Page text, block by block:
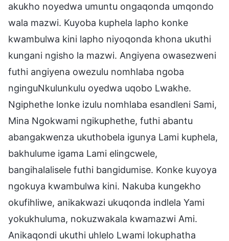
akukho noyedwa umuntu ongaqonda umqondo
wala mazwi. Kuyoba kuphela lapho konke
kwambulwa kini lapho niyoqonda khona ukuthi
kungani ngisho la mazwi. Angiyena owasezweni
futhi angiyena owezulu nomhlaba ngoba
nginguNkulunkulu oyedwa uqobo Lwakhe.
Ngiphethe lonke izulu nomhlaba esandleni Sami,
Mina Ngokwami ngikuphethe, futhi abantu
abangakwenza ukuthobela igunya Lami kuphela,
bakhulume igama Lami elingcwele,
bangihalalisele futhi bangidumise. Konke kuyoya
ngokuya kwambulwa kini. Nakuba kungekho
okufihliwe, anikakwazi ukuqonda indlela Yami
yokukhuluma, nokuzwakala kwamazwi Ami.
Anikaqondi ukuthi uhlelo Lwami lokuphatha